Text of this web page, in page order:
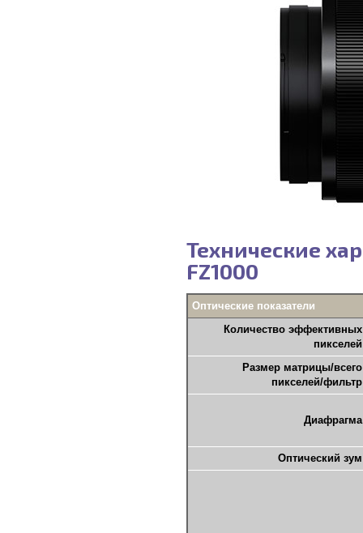
Технические
FZ1000
Оптические показатели
Количество эффективных
пикселей
Размер матрицы/всего
пикселей/фильтр
Диафрагма
Оптический зум